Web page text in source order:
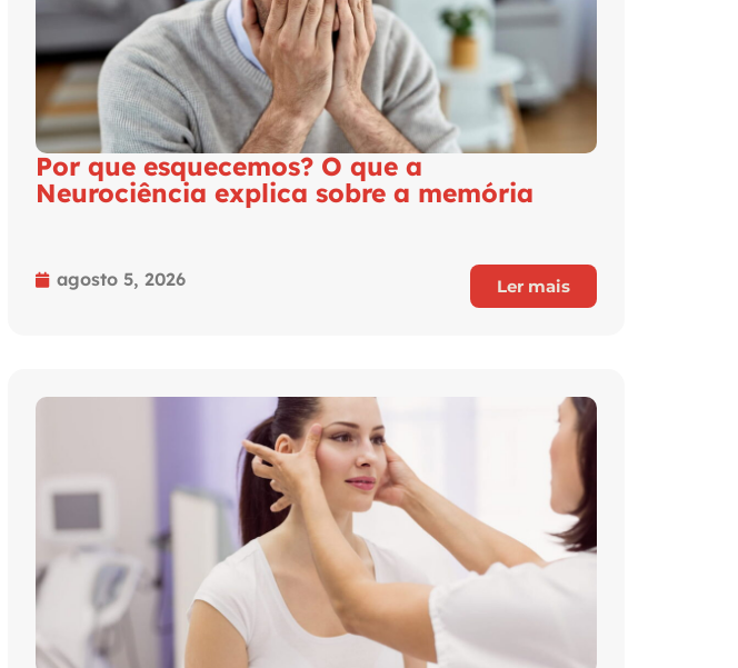
Por que esquecemos? O que a
Neurociência explica sobre a memória
agosto 5, 2026 Ler mais